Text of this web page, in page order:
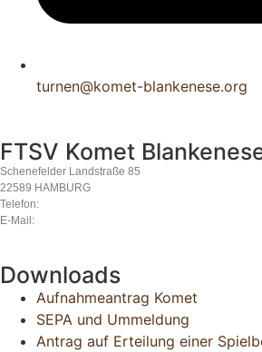
turnen@komet-blankenese.org
FTSV Komet
Schenefelder Landstraße 85
22589 HAMBURG
Telefon:
E-Mail:
Downloads
Aufnahmeantrag Komet
SEPA und Ummeldung
Antrag auf Erteilung einer